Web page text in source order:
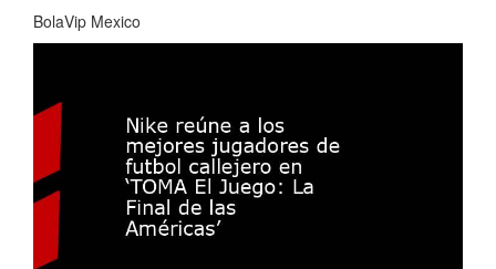
BolaVip Mexico